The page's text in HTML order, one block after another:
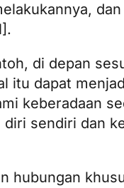
di depan
itu dapat
keberadaan
sendiri dan
hubungan